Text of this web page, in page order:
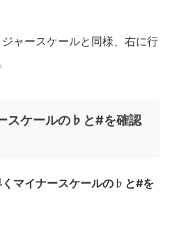
ャースケールと同様、右に行
スケールの♭と#を確認
マイナースケールの ♭ と#を